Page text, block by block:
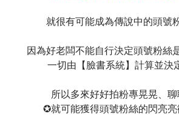
就很有可能成為傳說中的頭號
因為好老闆不能自行決定頭號粉絲
一切由【臉書系統】計算並決
所以多來好好拍粉專晃晃、聊
✪就可能獲得頭號粉絲的閃亮